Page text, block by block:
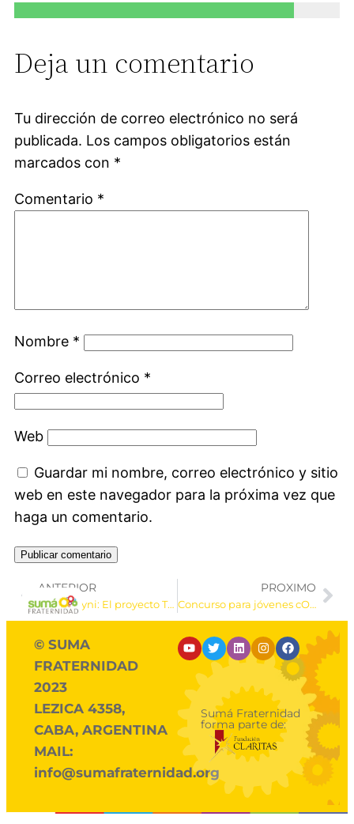
Deja un comentario
Tu dirección de correo electrónico no será
publicada. Los campos obligatorios están
marcados con *
Comentario *
Nombre *
Correo electrónico *
Web
Guardar mi nombre, correo electrónico y sitio
web en este navegador para la próxima vez que
haga un comentario.
ANTERIOR
Minka-Ayni: El proyecto TaNGOs llega a Perú
PROXIMO
Concurso para jóvenes cONGa
© SUMA
FRATERNIDAD
2023
LEZICA 4358,
CABA, ARGENTINA
MAIL:
info@sumafraternidad.org
Sumá Fraternidad
forma parte de: